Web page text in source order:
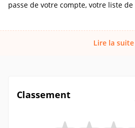
passe de votre compte, votre liste de
Lire la suite
Classement